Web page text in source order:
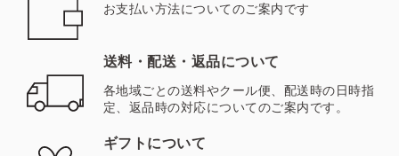
お支払い方法についてのご案内です
送料・配送・返品について
各地域ごとの送料やクール便、配送時の日時指
定、返品時の対応についてのご案内です。
ギフトについて